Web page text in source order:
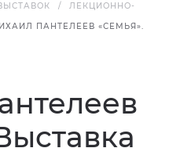
ЛЕКЦИОННО-
ПАНТЕЛЕЕВ «СЕМЬЯ».